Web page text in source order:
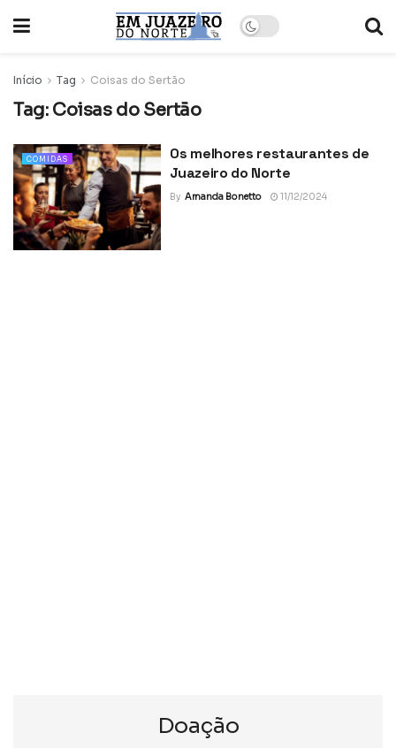
Início Tag Coisas do Sertão
Tag: Coisas do Sertão
COMIDAS
Os melhores restaurantes de
Juazeiro do Norte
By Amanda Bonetto 11/12/2024
Doação